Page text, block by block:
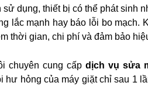
sử dụng, thiết bị có thể phát sinh
lắc mạnh hay báo lỗi bo mạch.
thời gian, chi phí và đảm bảo
chuyên cung cấp dịch vụ sửa
hư hỏng của máy giặt chỉ sau 1